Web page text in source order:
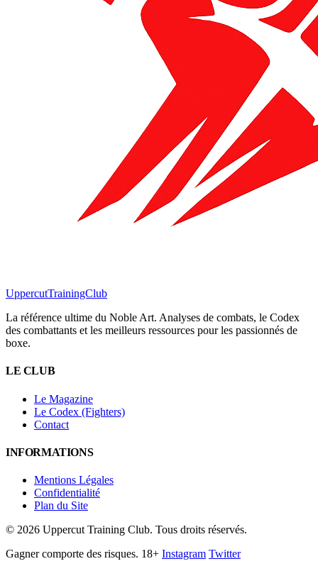
UppercutTrainingClub
La référence ultime du Noble Art. Analyses de combats, le Codex
des combattants et les meilleurs ressources pour les passionnés de
boxe.
LE CLUB
Le Magazine
Le Codex (Fighters)
Contact
INFORMATIONS
Mentions Légales
Confidentialité
Plan du Site
© 2026 Uppercut Training Club. Tous droits réservés.
Gagner comporte des risques. 18+ Instagram Twitter